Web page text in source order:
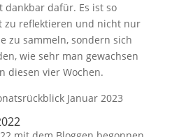
dafür. Es ist so
zu reflektieren und nicht nur
zu sammeln, sondern sich
wie sehr man gewachsen
diesen vier Wochen.